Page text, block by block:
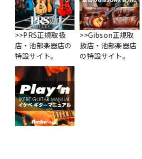
>>PRS正規取扱
店・池部楽器店の
特設サイト。
>>Gibson正規取
扱店・池部楽器店
の特設サイト。